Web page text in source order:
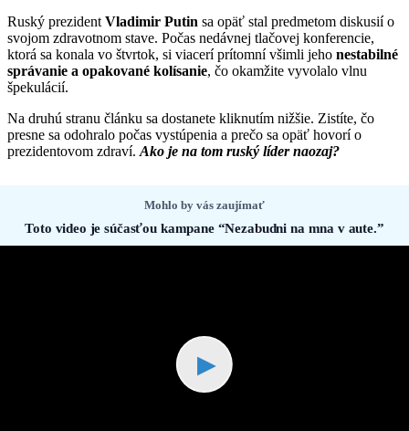
Ruský prezident Vladimir Putin sa opäť stal predmetom diskusií o
svojom zdravotnom stave. Počas nedávnej tlačovej konferencie,
ktorá sa konala vo štvrtok, si viacerí prítomní všimli jeho nestabilné
správanie a opakované kolísanie, čo okamžite vyvolalo vlnu
špekulácií.
Na druhú stranu článku sa dostanete kliknutím nižšie. Zistíte, čo
presne sa odohralo počas vystúpenia a prečo sa opäť hovorí o
prezidentovom zdraví. Ako je na tom ruský líder naozaj?
Mohlo by vás zaujímať
Toto video je súčasťou kampane “Nezabudni na mna v aute.”
▶